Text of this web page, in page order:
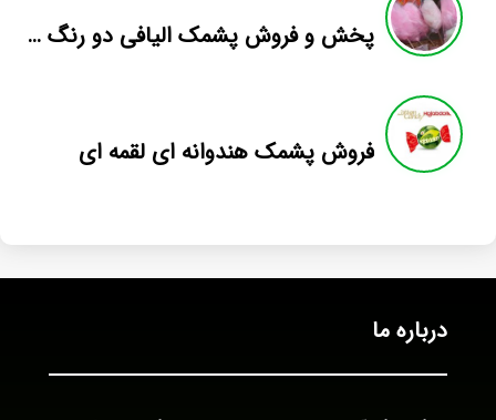
پخش و فروش پشمک الیافی دو رنگ سطلی
فروش پشمک هندوانه ای لقمه ای
درباره ما